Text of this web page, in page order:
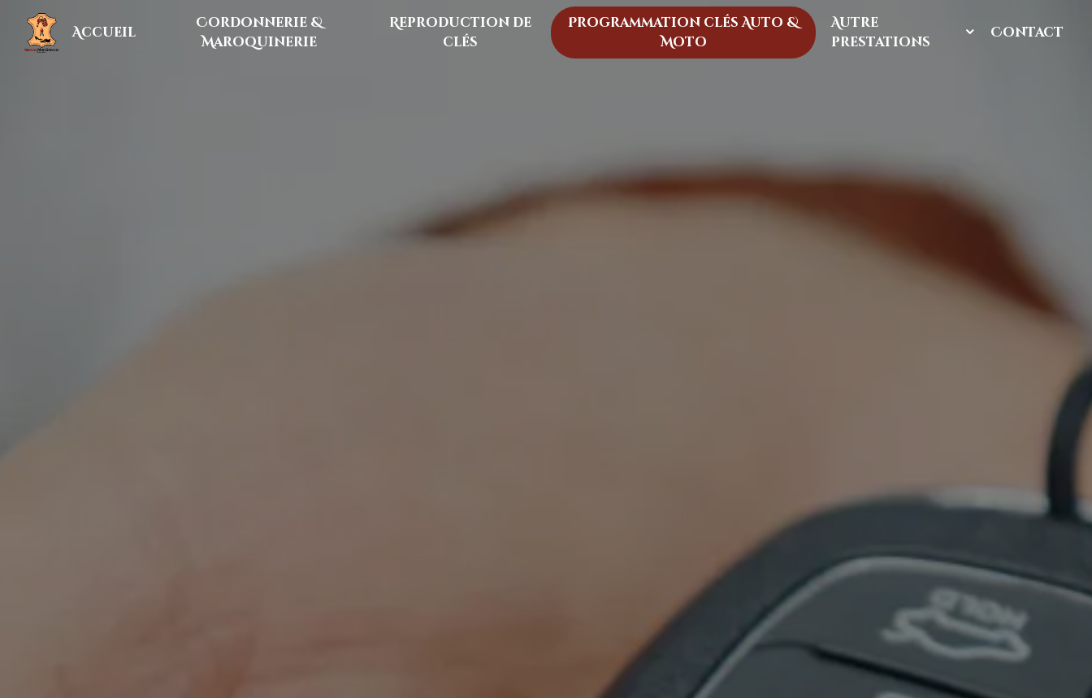
Accueil
Cordonnerie &
Maroquinerie
Reproduction de
clés
Programmation clés Auto &
Moto
Autre
prestations
Contact
Panneau de gestion des cookies